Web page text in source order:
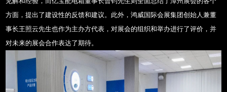
方面，提出了建设性的反馈和建议。此外，鸿威国际会展集团创始人兼董
事长王照云先生也作为主办方代表，对展会的组织和举办进行了评价，并
对未来的展会合作表达了期待。